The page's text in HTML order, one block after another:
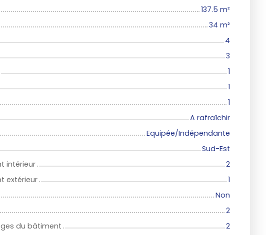
137.5 m²
34 m²
4
3
1
1
1
A rafraîchir
Equipée/Indépendante
Sud-Est
intérieur
2
extérieur
1
Non
2
du bâtiment
2